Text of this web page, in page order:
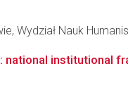
Wydział Nauk
institutional